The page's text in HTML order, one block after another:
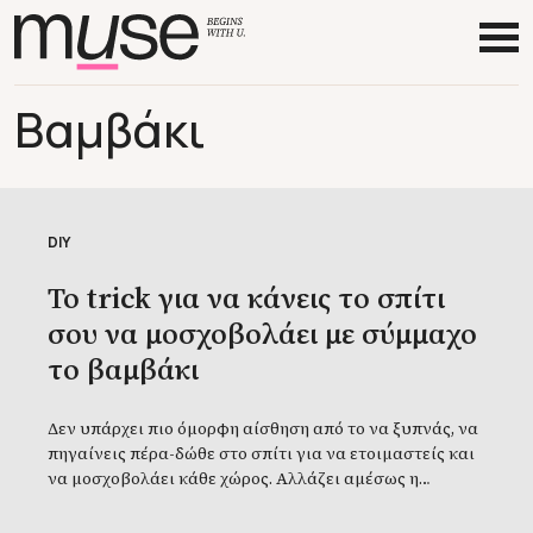
Βαμβάκι
DIY
Το trick για να κάνεις το σπίτι
σου να μοσχοβολάει με σύμμαχο
το βαμβάκι
Δεν υπάρχει πιο όμορφη αίσθηση από το να ξυπνάς, να
πηγαίνεις πέρα-δώθε στο σπίτι για να ετοιμαστείς και
να μοσχοβολάει κάθε χώρος. Αλλάζει αμέσως η